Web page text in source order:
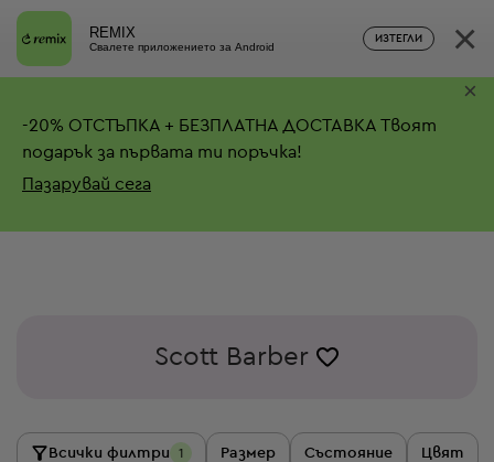
REMIX
Свалете приложението за Android
ИЗТЕГЛИ ×
-20% ОТСТЪПКА + БЕЗПЛАТНА ДОСТАВКА Твоят
подарък за първата ти поръчка!
Пазарувай сега
×
Scott Barber
Всички филтри 1 Размер Състояние Цвят